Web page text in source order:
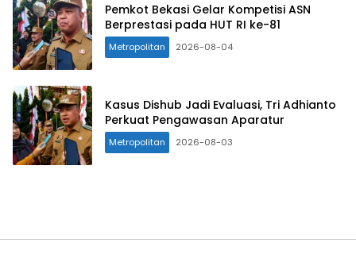
Pemkot Bekasi Gelar Kompetisi ASN
Berprestasi pada HUT RI ke-81
Metropolitan 2026-08-04
Kasus Dishub Jadi Evaluasi, Tri Adhianto
Perkuat Pengawasan Aparatur
Metropolitan 2026-08-03